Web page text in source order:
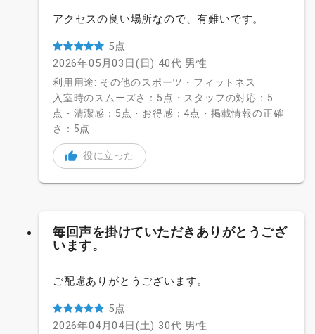
アクセスの良い場所なので、有難いです。
5点
2026年05月03日(日) 40代 男性
利用用途: その他のスポーツ・フィットネス
入室時のスムーズさ：5点・スタッフの対応：5
点・清潔感：5点・お得感：4点・掲載情報の正確
さ：5点
役に立った
毎回声を掛けていただきありがとうござ
います。
ご配慮ありがとうございます。
5点
2026年04月04日(土) 30代 男性